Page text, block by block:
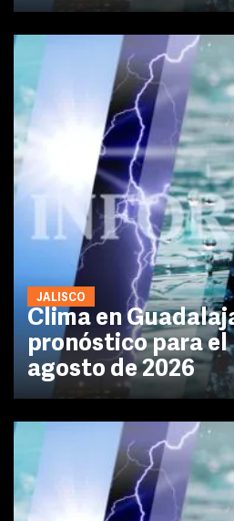
JALISCO
Clima en
pronóstico para el
agosto de 2026